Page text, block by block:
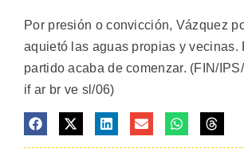
Por presión o convicción, Vázquez
aquietó las aguas propias y vecinas.
partido acaba de comenzar. (FIN/
if ar br ve sl/06)